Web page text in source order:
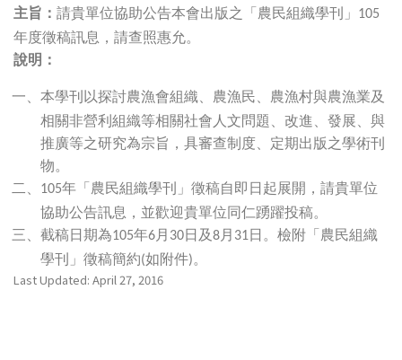
主旨： 請貴單位協助公告本會出版之「農民組織學刊」 105
年度徵稿訊息，請查照惠允。
說明：
一、 本學刊以探討農漁會組織、農漁民、農漁村與農漁業及
相關非營利組織等相關社會人文問題、改進、發展、與
推廣等之研究為宗旨，具審查制度、定期出版之學術刊
物。
二、105年「農民組織學刊」徵稿自即日起展開，請貴單位
協助公告訊息，並歡迎貴單位同仁踴躍投稿。
三、 截稿日期為105年6月 30日及8月 31日。檢附「農民組織
學刊」徵稿簡約(如附件)。
Last Updated: April 27, 2016